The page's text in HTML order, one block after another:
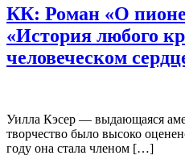
КК: Роман «О
«История любого
человеческом
Уилла Кэсер — выдающаяся
творчество было высоко
году она стала членом […]